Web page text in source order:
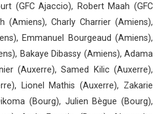
(GFC Ajaccio), Robert Maah (GFC
(Amiens), Charly Charrier (Amiens),
Emmanuel Bourgeaud (Amiens),
Bakaye Dibassy (Amiens), Adama
(Auxerre), Samed Kilic (Auxerre),
Lionel Mathis (Auxerre), Zakarie
(Bourg), Julien Bègue (Bourg),